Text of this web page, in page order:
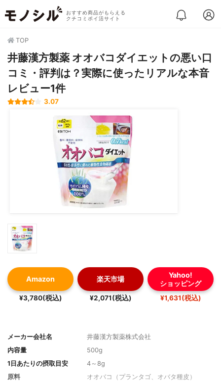
おすすめ商品がもらえる
クチコミポイ活サイト
TOP
井藤漢方製薬 オオバコダイエットの悪い口
コミ・評判は？実際に使ったリアルな本音
レビュー1件
3.07
Amazon
¥3,780(税込)
楽天市場
¥2,071(税込)
Yahoo!
ショッピング
¥1,631(税込)
メーカー会社名
井藤漢方製薬株式会社
内容量
500g
1日あたりの摂取目安
4～8g
原料
オオバコ（プランタゴ、オバタ種皮）